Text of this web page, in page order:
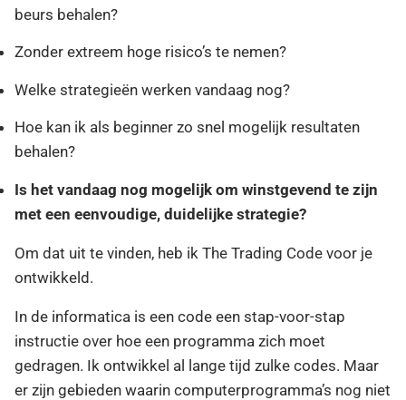
beurs behalen?
Zonder extreem hoge risico’s te nemen?
Welke strategieën werken vandaag nog?
Hoe kan ik als beginner zo snel mogelijk resultaten
behalen?
Is het vandaag nog mogelijk om winstgevend te zijn
met een eenvoudige, duidelijke strategie?
Om dat uit te vinden, heb ik The Trading Code voor je
ontwikkeld.
In de informatica is een code een stap-voor-stap
instructie over hoe een programma zich moet
gedragen. Ik ontwikkel al lange tijd zulke codes. Maar
er zijn gebieden waarin computerprogramma’s nog niet